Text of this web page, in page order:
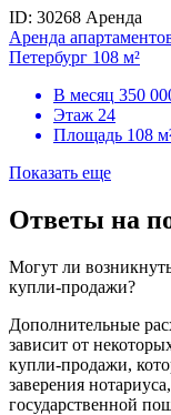
ID: 30268 Аренда
Аренда
Петербург 108 м²
В месяц 350
Этаж 24
Площадь 108
Показать еще
Ответы на
Могут ли
купли-продажи?
Дополнительные
зависит от
купли-продажи,
заверения
государственной